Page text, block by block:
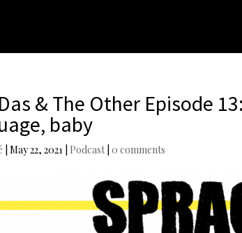
& The Other Episode
baby
|May 22, 2021 Podcast|0 comments